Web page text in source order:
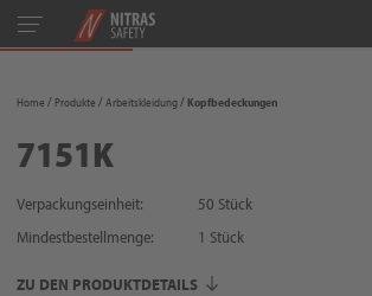
Toggle
navigation
Home Produkte Arbeitskleidung Kopfbedeckungen
7151K
Verpackungseinheit:
50 Stück
Mindestbestellmenge:
1 Stück
ZU DEN PRODUKTDETAILS